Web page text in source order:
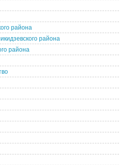
района
района
района